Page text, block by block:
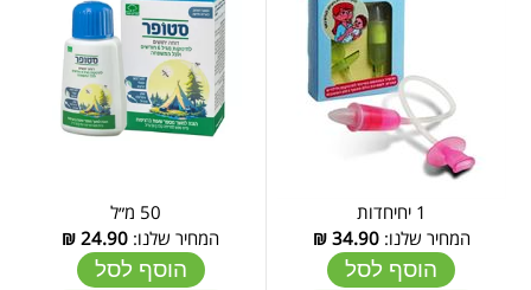
1 יחיחדות
המחיר שלנו:34.90
₪
הוסף לסל
המחיר שלנו: 24.90
₪
הוסף לסל